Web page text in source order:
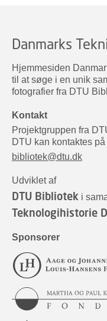
Danmarks
Hjemmesiden
til at søge i en unik
fotografier fra DTU
Kontakt
Projektgruppen fra
DTU kan kontaktes på
bibliotek@dtu.dk
Udviklet af
DTU Bibliotek i
Teknologihistorie
Sponsorer